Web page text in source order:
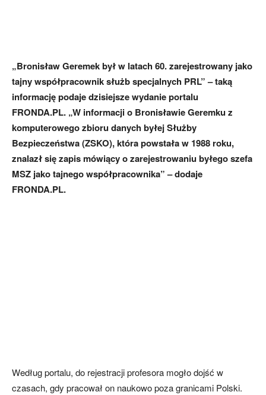
„Bronisław Geremek był w latach 60. zarejestrowany jako
tajny współpracownik służb specjalnych PRL” – taką
informację podaje dzisiejsze wydanie portalu
FRONDA.PL. „W informacji o Bronisławie Geremku z
komputerowego zbioru danych byłej Służby
Bezpieczeństwa (ZSKO), która powstała w 1988 roku,
znalazł się zapis mówiący o zarejestrowaniu byłego szefa
MSZ jako tajnego współpracownika” – dodaje
FRONDA.PL.
Według portalu, do rejestracji profesora mogło dojść w
czasach, gdy pracował on naukowo poza granicami Polski.